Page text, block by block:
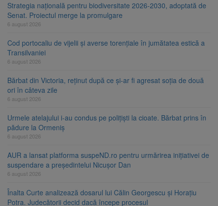
Strategia națională pentru biodiversitate 2026-2030, adoptată de
Senat. Proiectul merge la promulgare
6 august 2026
Cod portocaliu de vijelii și averse torențiale în jumătatea estică a
Transilvaniei
6 august 2026
Bărbat din Victoria, reținut după ce și-ar fi agresat soția de două
ori în câteva zile
6 august 2026
Urmele atelajului i-au condus pe polițiști la cioate. Bărbat prins în
pădure la Ormeniș
6 august 2026
AUR a lansat platforma suspeND.ro pentru urmărirea inițiativei de
suspendare a președintelui Nicușor Dan
6 august 2026
Înalta Curte analizează dosarul lui Călin Georgescu și Horațiu
Potra. Judecătorii decid dacă începe procesul